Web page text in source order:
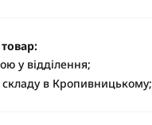
у відділення;
складу в Кропивницькому;